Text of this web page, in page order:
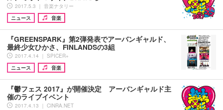
2017.5.3 ｜ 音楽ナタリー
ニュース
音楽
『GREENSPARK』第2弾発表でアーバンギャルド、
最終少女ひかさ、FINLANDSの3組
2017.4.14 ｜ SPICER+
ニュース
音楽
『鬱フェス 2017』が開催決定 アーバンギャルド主
催のライブイベント
2017.4.13 ｜ CINRA.NET